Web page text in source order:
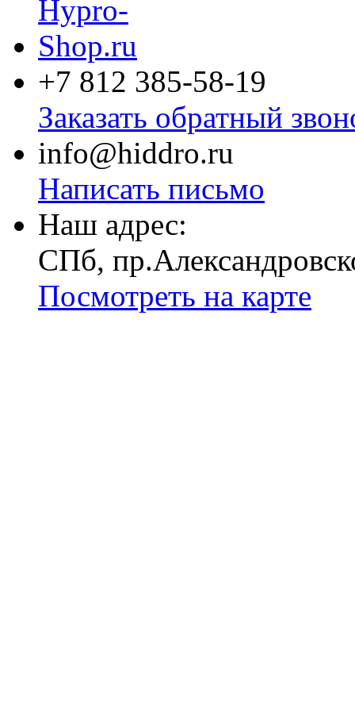
+7 812 385-58-19
Заказать обратный
info@hiddro.ru
Написать письмо
Наш адрес:
СПб,
Посмотреть на карте